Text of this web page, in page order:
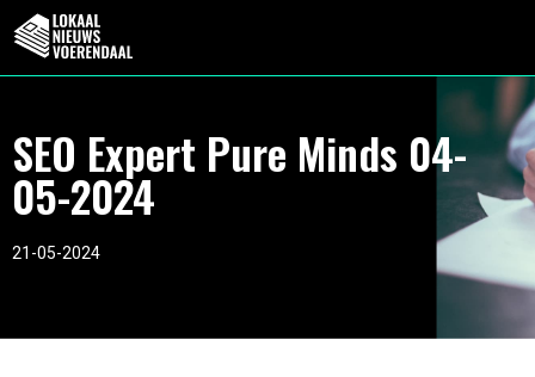
SEO Expert Pure Minds 04-
05-2024
21-05-2024